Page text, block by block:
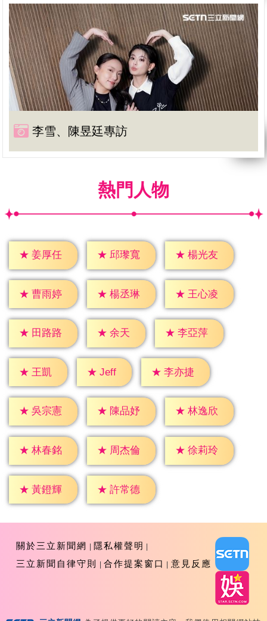
李雪、陳昱廷專訪
熱門人物
★ 姜厚任 ★ 邱瓈寬 ★ 楊光友
★ 曹雨婷 ★ 楊丞琳 ★ 王心凌
★ 田路路 ★ 余天 ★ 李亞萍
★ 王凱 ★ Jeff ★ 李亦捷
★ 吳宗憲 ★ 陳品妤 ★ 林逸欣
★ 林春銘 ★ 周杰倫 ★ 徐莉玲
★ 黃鐙輝 ★ 許常德
關於三立新聞網
隱私權聲明
三立新聞自律守則
合作提案窗口 意見反應